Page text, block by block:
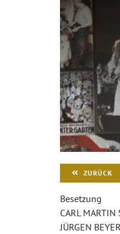
ZURÜCK
Besetzung
CARL MARTIN
JÜRGEN